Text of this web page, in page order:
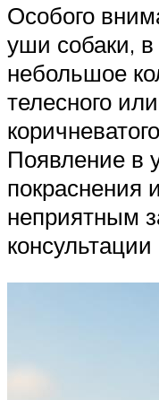
Особого
уши собаки,
небольшое
телесного
Появление в
покраснения
неприятным